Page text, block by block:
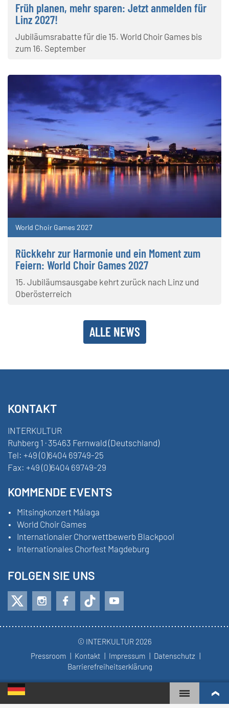
Früh planen, mehr sparen: Jetzt anmelden für
Linz 2027!
Jubiläumsrabatte für die 15. World Choir Games bis
zum 16. September
World Choir Games 2027
Rückkehr zur Harmonie und ein Moment zum
Feiern: World Choir Games 2027
15. Jubiläumsausgabe kehrt zurück nach Linz und
Oberösterreich
ALLE NEWS
KONTAKT
INTERKULTUR
Ruhberg 1 · 35463 Fernwald (Deutschland)
Tel: +49 (0)6404 69749-25
Fax: +49 (0)6404 69749-29
KOMMENDE EVENTS
Mitsingkonzert Málaga
World Choir Games
Internationaler Chorwettbewerb Blackpool
Internationales Chorfest Magdeburg
FOLGEN SIE UNS
© INTERKULTUR 2026
Pressroom
Kontakt Impressum
Datenschutz
Barrierefreiheitserklärung
WORLD CHOIR GAMES